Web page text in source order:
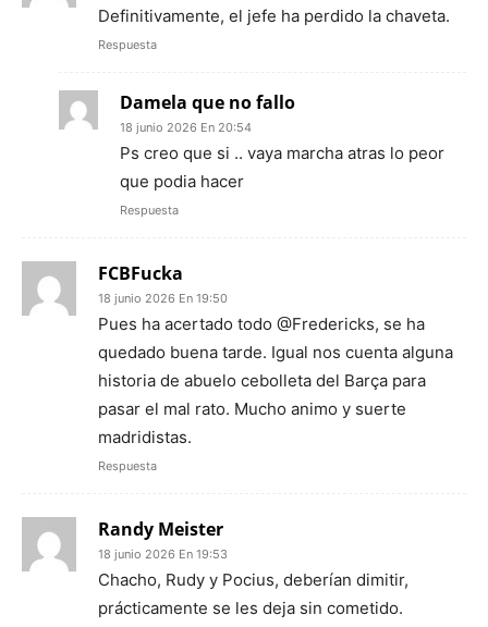
Definitivamente, el jefe ha perdido la chaveta.
Respuesta
Damela que no fallo
18 junio 2026 En 20:54
Ps creo que si .. vaya marcha atras lo peor
que podia hacer
Respuesta
FCBFucka
18 junio 2026 En 19:50
Pues ha acertado todo @Fredericks, se ha
quedado buena tarde. Igual nos cuenta alguna
historia de abuelo cebolleta del Barça para
pasar el mal rato. Mucho animo y suerte
madridistas.
Respuesta
Randy Meister
18 junio 2026 En 19:53
Chacho, Rudy y Pocius, deberían dimitir,
prácticamente se les deja sin cometido.